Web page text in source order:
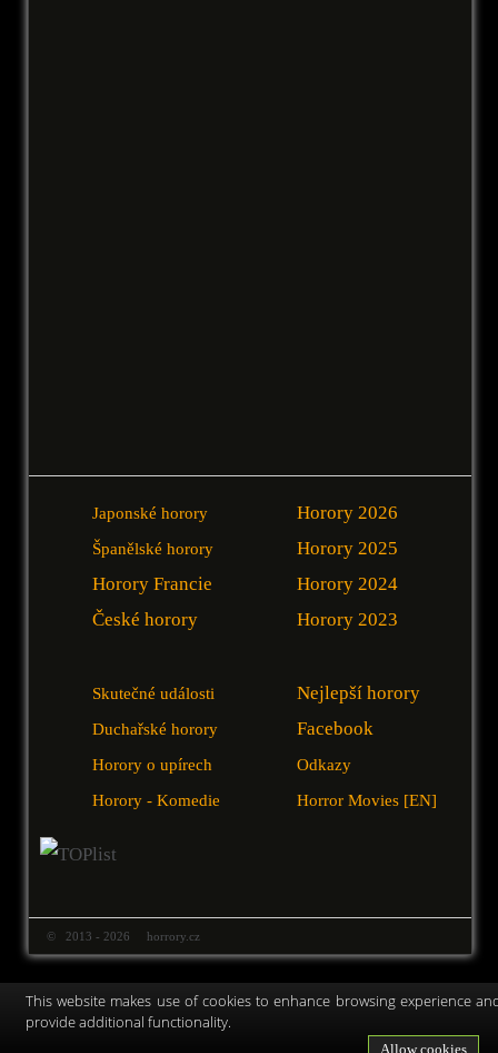
Japonské horory
Španělské horory
Horory Francie
České horory
Horory 2026
Horory 2025
Horory 2024
Horory 2023
Skutečné události
Duchařské horory
Horory o upírech
Horory - Komedie
Nejlepší horory
Facebook
Odkazy
Horror Movies [EN]
© 2013 - 2026 horrory.cz
This website makes use of cookies to enhance browsing experience
provide additional functionality.
Allow cookies